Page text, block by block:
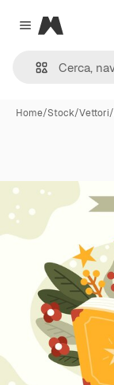
Close menu
Magnific
Home/Stock/Vettori/